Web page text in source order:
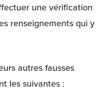
une vérification
renseignements qui y
autres fausses
les suivantes :